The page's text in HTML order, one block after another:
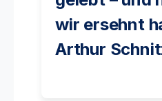
wir ersehnt
Arthur